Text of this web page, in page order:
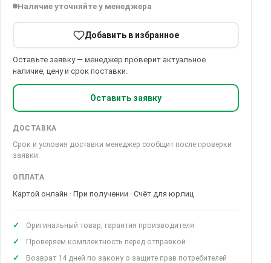
Наличие уточняйте у менеджера
Добавить в избранное
Оставьте заявку — менеджер проверит актуальное
наличие, цену и срок поставки.
Оставить заявку
ДОСТАВКА
Срок и условия доставки менеджер сообщит после проверки
заявки.
ОПЛАТА
Картой онлайн · При получении · Счёт для юрлиц
Оригинальный товар, гарантия производителя
Проверяем комплектность перед отправкой
Возврат 14 дней по закону о защите прав потребителей